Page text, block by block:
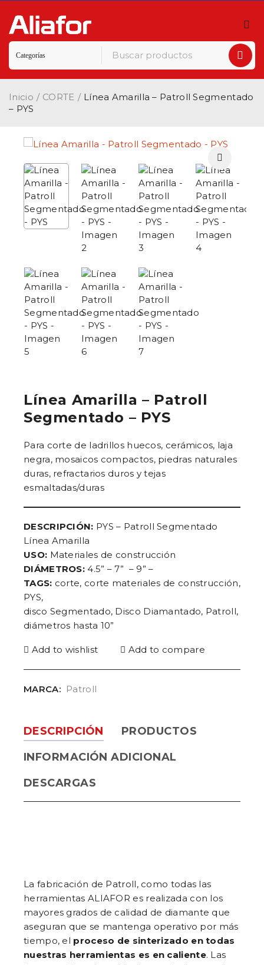
Inicio / CORTE / Línea Amarilla – Patroll Segmentado
– PYS
Línea Amarilla – Patroll
Segmentado – PYS
Para corte de ladrillos huecos, cerámicos, laja
negra, mosaicos compactos, piedras naturales
duras, refractarios duros y tejas
esmaltadas/duras
DESCRIPCIÓN: PYS – Patroll Segmentado
Línea Amarilla
USO: Materiales de construcción
DIÁMETROS: 4.5” – 7” – 9” –
TAGS: corte, corte materiales de construcción,
PYS,
disco Segmentado, Disco Diamantado, Patroll,
diámetros hasta 10”
Add to wishlist Add to compare
MARCA: Patroll
DESCRIPCIÓN
PRODUCTOS
INFORMACIÓN ADICIONAL
DESCARGAS
La fabricación de Patroll, como todas las
herramientas ALIAFOR es realizada con los
mayores grados de calidad de diamante que
aseguran que se mantenga operativo por más
tiempo, el proceso de sinterizado en todas
nuestras herramientas es en caliente. Las